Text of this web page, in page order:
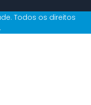
Todos os direitos